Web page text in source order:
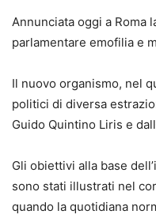
Annunciata oggi a Roma
parlamentare emofilia e
Il nuovo organismo, nel
politici di diversa
Guido Quintino Liris e
Gli obiettivi alla base
sono stati illustrati nel
quando la quotidiana